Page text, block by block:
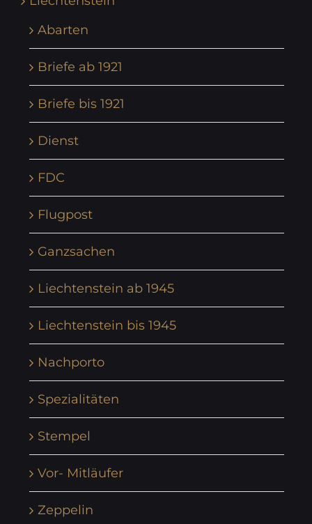
Abarten
Briefe ab 1921
Briefe bis 1921
Dienst
FDC
Flugpost
Ganzsachen
Liechtenstein ab 1945
Liechtenstein bis 1945
Nachporto
Spezialitäten
Stempel
Vor- Mitläufer
Zeppelin